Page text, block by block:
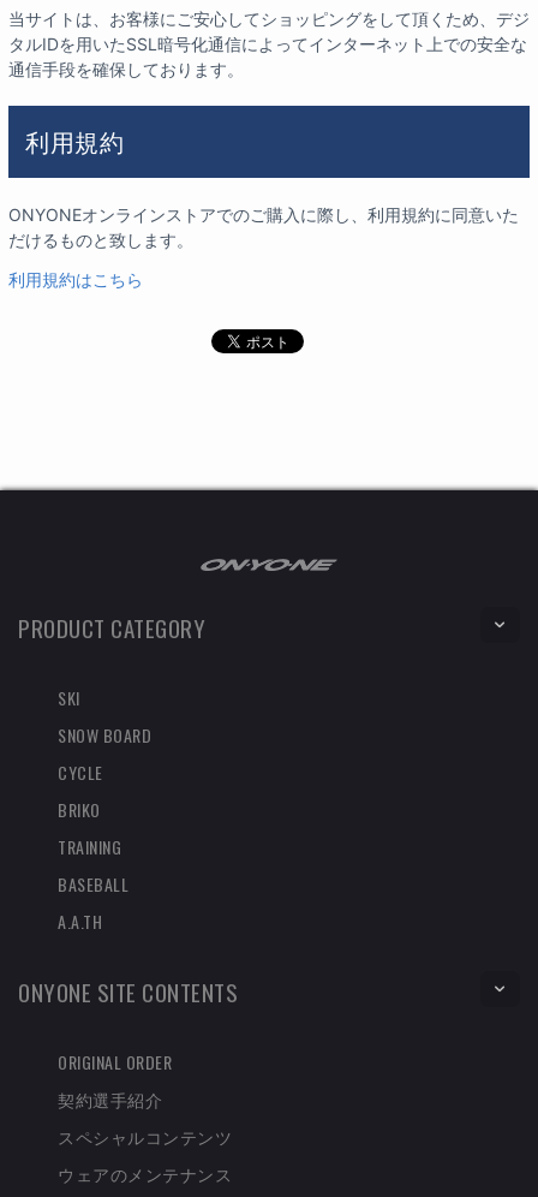
当サイトは、お客様にご安心してショッピングをして頂くため、デジ
タルIDを用いたSSL暗号化通信によってインターネット上での安全な
通信手段を確保しております。
利用規約
ONYONEオンラインストアでのご購入に際し、利用規約に同意いた
だけるものと致します。
利用規約はこちら
PRODUCT CATEGORY
SKI
SNOW BOARD
CYCLE
BRIKO
TRAINING
BASEBALL
A.A.TH
ONYONE SITE CONTENTS
ORIGINAL ORDER
契約選手紹介
スペシャルコンテンツ
ウェアのメンテナンス